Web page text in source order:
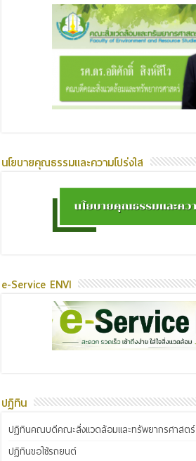
นโยบายคุณธรรมและความโปร่งใส
e-Service ENVI
ปฏิทิน
ปฏิทินคณบดีคณะสิ่งแวดล้อมและทรัพยากรศาสตร์
ปฏิทินขอใช้รถยนต์